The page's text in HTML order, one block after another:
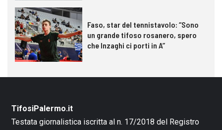
Faso, star del tennistavolo: “Sono
un grande tifoso rosanero, spero
che Inzaghi ci porti in A”
TifosiPalermo.it
Testata giornalistica iscritta al n. 17/2018 del Registro